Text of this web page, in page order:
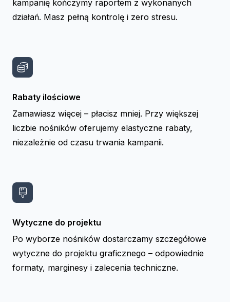
kampanię kończymy raportem z wykonanych
działań. Masz pełną kontrolę i zero stresu.
Rabaty ilościowe
Zamawiasz więcej – płacisz mniej. Przy większej
liczbie nośników oferujemy elastyczne rabaty,
niezależnie od czasu trwania kampanii.
Wytyczne do projektu
Po wyborze nośników dostarczamy szczegółowe
wytyczne do projektu graficznego – odpowiednie
formaty, marginesy i zalecenia techniczne.